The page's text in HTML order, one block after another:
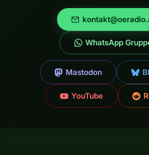
WhatsApp
Mastodon
YouTube